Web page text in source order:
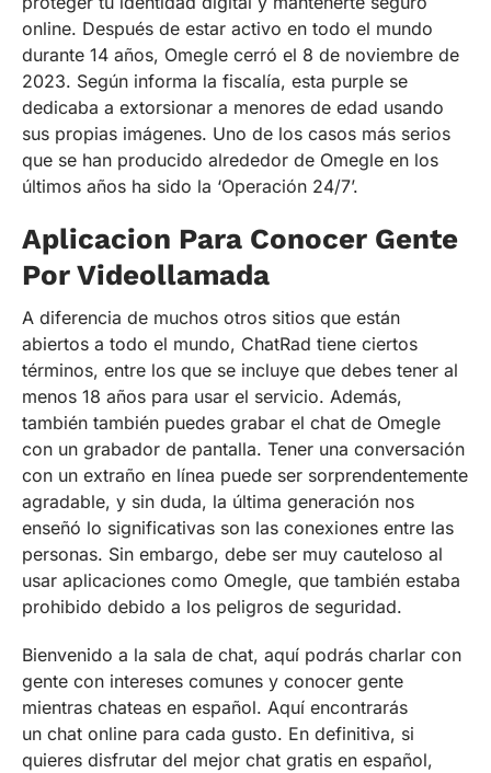
online. Después de estar activo en todo el mundo
durante 14 años, Omegle cerró el 8 de noviembre de
2023. Según informa la fiscalía, esta purple se
dedicaba a extorsionar a menores de edad usando
sus propias imágenes. Uno de los casos más serios
que se han producido alrededor de Omegle en los
últimos años ha sido la ‘Operación 24/7’.
Aplicacion Para Conocer Gente
Por Videollamada
A diferencia de muchos otros sitios que están
abiertos a todo el mundo, ChatRad tiene ciertos
términos, entre los que se incluye que debes tener al
menos 18 años para usar el servicio. Además,
también también puedes grabar el chat de Omegle
con un grabador de pantalla. Tener una conversación
con un extraño en línea puede ser sorprendentemente
agradable, y sin duda, la última generación nos
enseñó lo significativas son las conexiones entre las
personas. Sin embargo, debe ser muy cauteloso al
usar aplicaciones como Omegle, que también estaba
prohibido debido a los peligros de seguridad.
Bienvenido a la sala de chat, aquí podrás charlar con
gente con intereses comunes y conocer gente
mientras chateas en español. Aquí encontrarás
un chat online para cada gusto. En definitiva, si
quieres disfrutar del mejor chat gratis en español,